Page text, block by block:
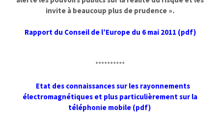
invite à beaucoup plus de prudence ».
Rapport du Conseil de l’Europe du 6 mai 2011 (pdf)
**********
Etat des connaissances sur les rayonnements
électromagnétiques et plus particulièrement sur la
téléphonie mobile (pdf)